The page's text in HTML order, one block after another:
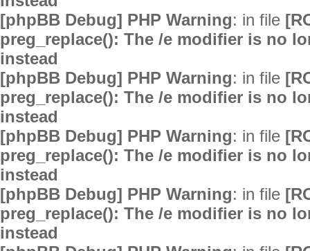
[phpBB Debug] PHP Warning: in file
preg_replace(): The /e modifier is no
instead
[phpBB Debug] PHP Warning: in file
preg_replace(): The /e modifier is no
instead
[phpBB Debug] PHP Warning: in file
preg_replace(): The /e modifier is no
instead
[phpBB Debug] PHP Warning: in file
preg_replace(): The /e modifier is no
instead